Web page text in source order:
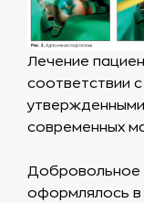
Лечение
соответствии
современных
Добровольное
оформлялось в